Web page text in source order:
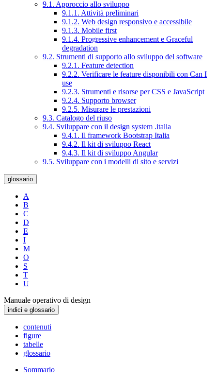
9.1. Approccio allo sviluppo
9.1.1. Attività preliminari
9.1.2. Web design responsivo e accessibile
9.1.3. Mobile first
9.1.4. Progressive enhancement e Graceful
degradation
9.2. Strumenti di supporto allo sviluppo del software
9.2.1. Feature detection
9.2.2. Verificare le feature disponibili con Can I
use
9.2.3. Strumenti e risorse per CSS e JavaScript
9.2.4. Supporto browser
9.2.5. Misurare le prestazioni
9.3. Catalogo del riuso
9.4. Sviluppare con il design system .italia
9.4.1. Il framework Bootstrap Italia
9.4.2. Il kit di sviluppo React
9.4.3. Il kit di sviluppo Angular
9.5. Sviluppare con i modelli di sito e servizi
glossario
A
B
C
D
E
I
M
O
S
T
U
Manuale operativo di design
indici e glossario
contenuti
figure
tabelle
glossario
Sommario